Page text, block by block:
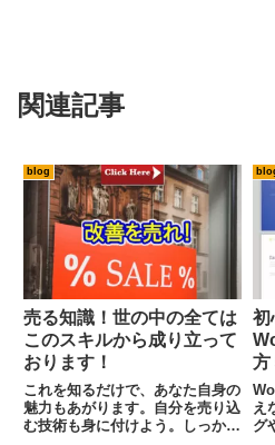
関連記事
blog
売る知識！世の中の全ては
このスキルから成り立って
おります！
これを知るだけで、あなた自身の
魅力もあがります。自分を売り込
む技術も身に付けよう。しっかり
初
方
え
グ